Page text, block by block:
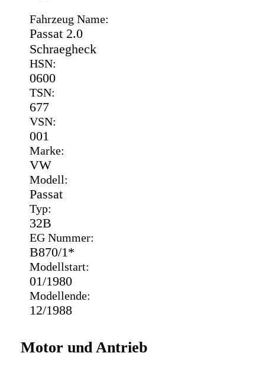
Fahrzeug Name:
Passat 2.0
Schraegheck
HSN:
0600
TSN:
677
VSN:
001
Marke:
VW
Modell:
Passat
Typ:
32B
EG Nummer:
B870/1*
Modellstart:
01/1980
Modellende:
12/1988
Motor und Antrieb